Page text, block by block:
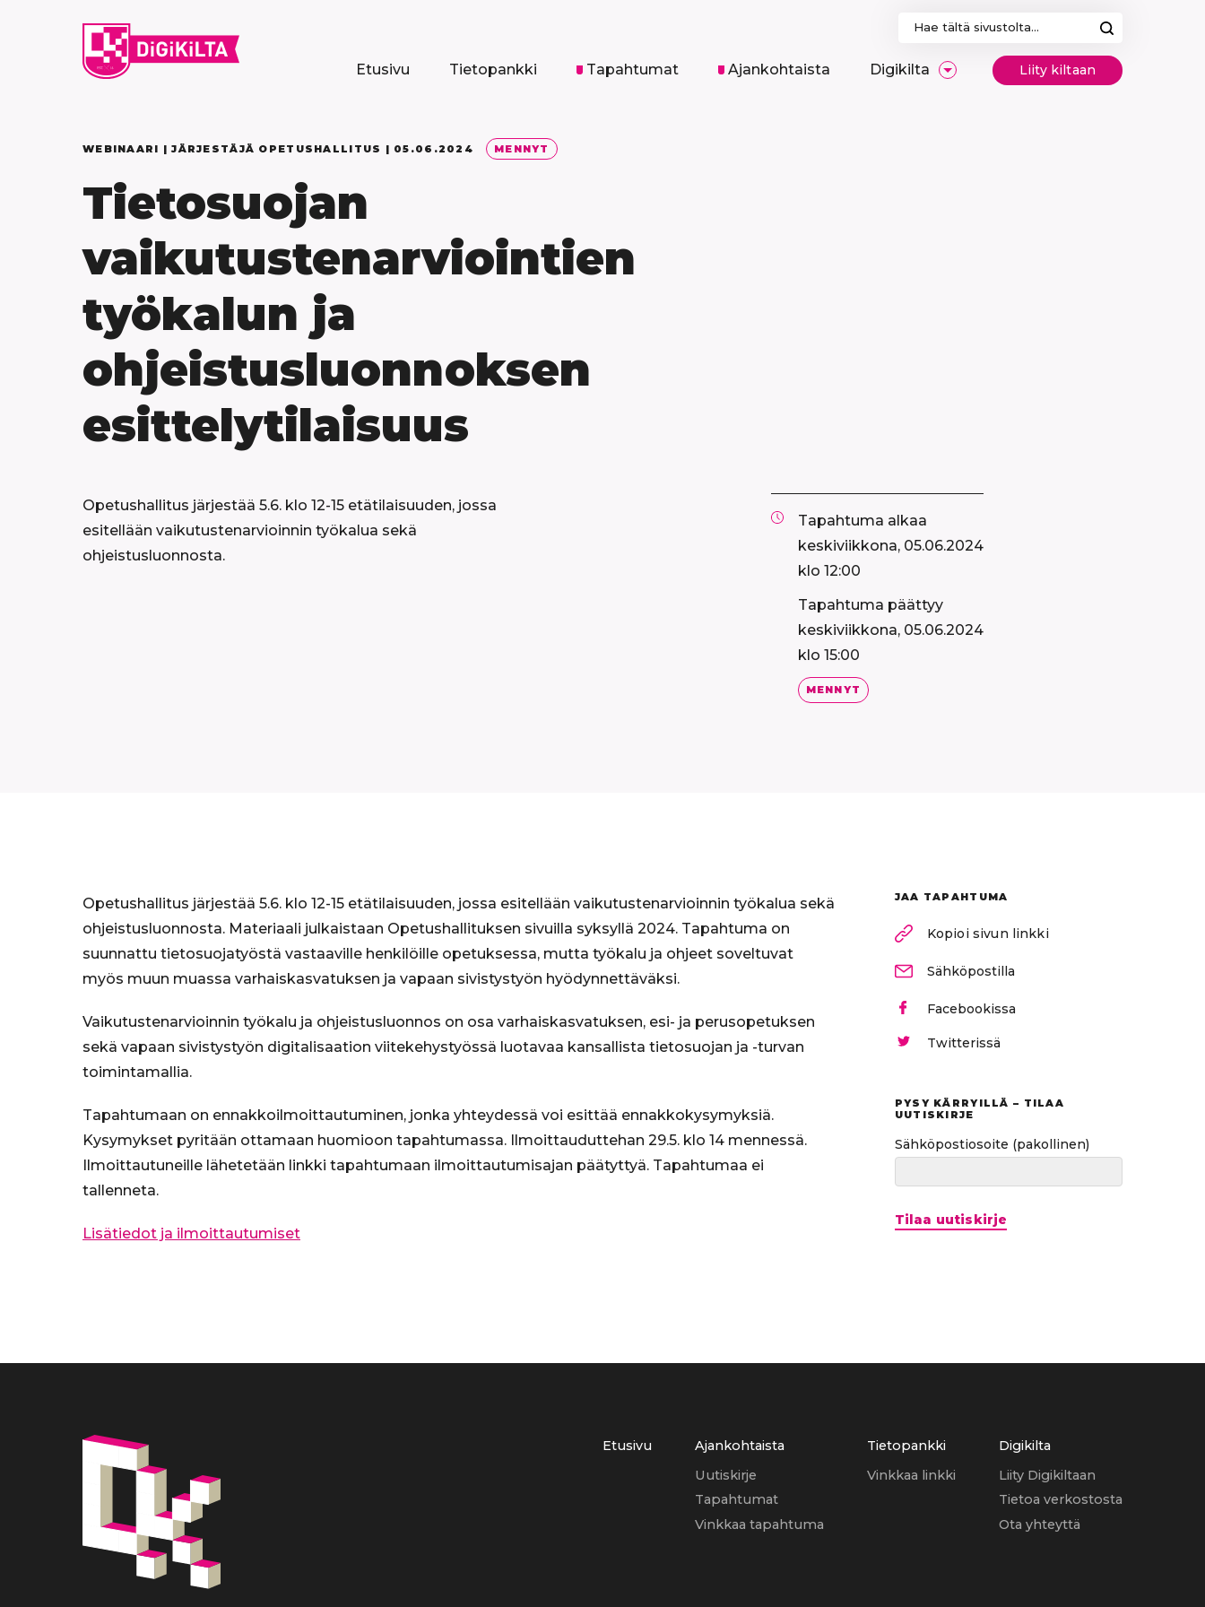
Haku:
Etusivu Tietopankki Tapahtumat Ajankohtaista Digikilta Liity kiltaan
WEBINAARI | JÄRJESTÄJÄ OPETUSHALLITUS | 05.06.2024 MENNYT
Tietosuojan
vaikutustenarviointien
työkalun ja
ohjeistusluonnoksen
esittelytilaisuus
Opetushallitus järjestää 5.6. klo 12-15 etätilaisuuden, jossa
esitellään vaikutustenarvioinnin työkalua sekä
ohjeistusluonnosta.
Tapahtuma alkaa
keskiviikkona, 05.06.2024
klo 12:00
Tapahtuma päättyy
keskiviikkona, 05.06.2024
klo 15:00
MENNYT
Opetushallitus järjestää 5.6. klo 12-15 etätilaisuuden, jossa esitellään vaikutustenarvioinnin työkalua sekä
ohjeistusluonnosta. Materiaali julkaistaan Opetushallituksen sivuilla syksyllä 2024. Tapahtuma on
suunnattu tietosuojatyöstä vastaaville henkilöille opetuksessa, mutta työkalu ja ohjeet soveltuvat
myös muun muassa varhaiskasvatuksen ja vapaan sivistystyön hyödynnettäväksi.
Vaikutustenarvioinnin työkalu ja ohjeistusluonnos on osa varhaiskasvatuksen, esi- ja perusopetuksen
sekä vapaan sivistystyön digitalisaation viitekehystyössä luotavaa kansallista tietosuojan ja -turvan
toimintamallia.
Tapahtumaan on ennakkoilmoittautuminen, jonka yhteydessä voi esittää ennakkokysymyksiä.
Kysymykset pyritään ottamaan huomioon tapahtumassa. Ilmoittauduttehan 29.5. klo 14 mennessä.
Ilmoittautuneille lähetetään linkki tapahtumaan ilmoittautumisajan päätyttyä. Tapahtumaa ei
tallenneta.
Lisätiedot ja ilmoittautumiset
JAA TAPAHTUMA
Kopioi sivun linkki
Sähköpostilla
Facebookissa
Twitterissä
PYSY KÄRRYILLÄ – TILAA
UUTISKIRJE
Sähköpostiosoite (pakollinen)
Tilaa uutiskirje
Etusivu
Ajankohtaista
Uutiskirje
Tapahtumat
Vinkkaa tapahtuma
Tietopankki
Vinkkaa linkki
Digikilta
Liity Digikiltaan
Tietoa verkostosta
Ota yhteyttä